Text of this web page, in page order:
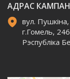
АДРАС
вул.
г.Гомель,
Рэспубліка